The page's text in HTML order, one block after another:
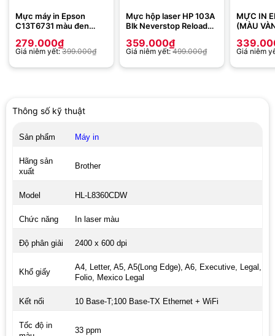
Mực máy in Epson
C13T6731 màu đen
L800/L805/L1800)
279.000₫
Giá niêm yết:399.000₫
Mực hộp laser HP 103A
Blk Neverstop Reload
Máy in HP Neverstop
Laser 1000w, 1000a,HP
Neverstop Laser MFP
359.000₫
Giá niêm yết:499.000₫
MỰC IN
(MÀU
CHO
L8050,
Giá niêm
Thông số kỹ thuật
Sản phẩm Máy in
Hãng sản
xuất
Brother
Model HL-L8360CDW
Chức năng In laser màu
Độ phân giải 2400 x 600 dpi
Khổ giấy
A4, Letter, A5, A5(Long Edge), A6, Executive, Legal,
Folio, Mexico Legal
Kết nối 10 Base-T;100 Base-TX Ethernet + WiFi
Tốc độ in
33 ppm